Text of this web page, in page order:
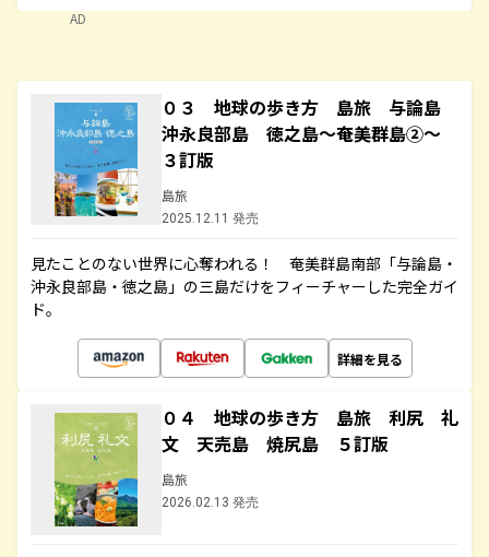
AD
０３ 地球の歩き方 島旅 与論島
沖永良部島 徳之島～奄美群島②～
３訂版
島旅
2025.12.11 発売
見たことのない世界に心奪われる！ 奄美群島南部「与論島・
沖永良部島・徳之島」の三島だけをフィーチャーした完全ガイ
ド。
詳細を見る
０４ 地球の歩き方 島旅 利尻 礼
文 天売島 焼尻島 ５訂版
島旅
2026.02.13 発売